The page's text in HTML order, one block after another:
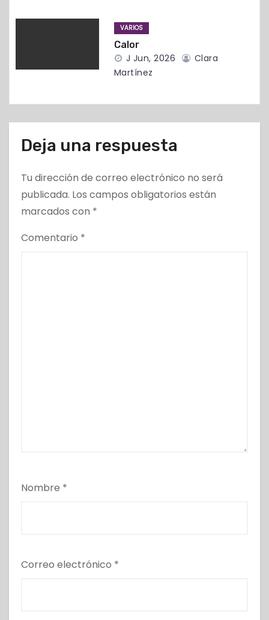
s
VARIOS
Calor
J Jun, 2026
Clara
Martínez
Deja una respuesta
Tu dirección de correo electrónico no será
publicada. Los campos obligatorios están
marcados con *
Comentario *
Nombre *
Correo electrónico *